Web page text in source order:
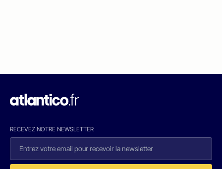
RECEVEZ NOTRE NEWSLETTER